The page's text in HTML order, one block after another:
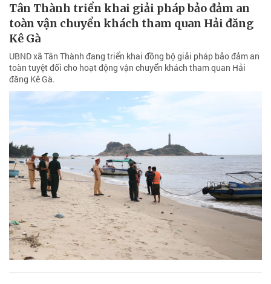
Tân Thành triển khai giải pháp bảo đảm an
toàn vận chuyển khách tham quan Hải đăng
Kê Gà
UBND xã Tân Thành đang triển khai đồng bộ giải pháp bảo đảm an
toàn tuyệt đối cho hoạt động vận chuyển khách tham quan Hải
đăng Kê Gà.